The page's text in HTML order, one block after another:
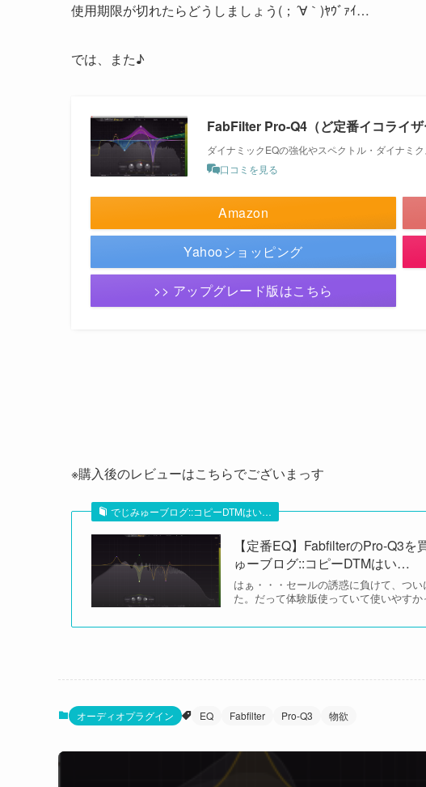
使用期限が切れたらどうしましょう(；´∀｀)ﾔｳﾞｧｲ…
では、また♪
FabFilter Pro-Q4（ど定番イコライザ
ダイナミックEQの強化やスペクトル・ダイナミ
口コミを見る
Amazon
Yahooショッピング
>> アップグレード版はこちら
※購入後のレビューはこちらでございまっす
でじみゅーブログ::コピーDTMはい…
【定番EQ】FabfilterのPro-Q3
ゅーブログ::コピーDTMはい…
はぁ・・・セールの誘惑に負けて、つ
た。だって体験版使っていて使いやす
オーディオプラグイン EQ Fabfilter Pro-Q3 物欲